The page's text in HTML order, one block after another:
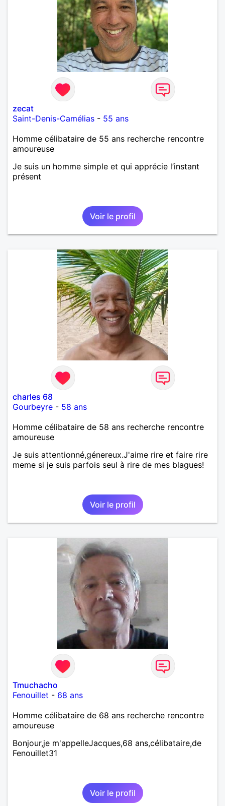
zecat
Saint-Denis-Camélias - 55 ans
Homme célibataire de 55 ans recherche rencontre
amoureuse
Je suis un homme simple et qui apprécie l’instant
présent
Voir le profil
charles 68
Gourbeyre - 58 ans
Homme célibataire de 58 ans recherche rencontre
amoureuse
Je suis attentionné,génereux.J'aime rire et faire rire
meme si je suis parfois seul à rire de mes blagues!
Voir le profil
Tmuchacho
Fenouillet - 68 ans
Homme célibataire de 68 ans recherche rencontre
amoureuse
Bonjour,je m'appelleJacques,68 ans,célibataire,de
Fenouillet31
Voir le profil